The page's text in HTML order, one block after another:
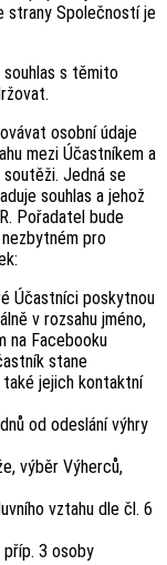
strany Společností je
s těmito
osobní údaje
mezi Účastníkem a
Jedná se
souhlas a jehož
Pořadatel bude
pro
Účastníci poskytnou
v rozsahu jméno,
na Facebooku
stane
jejich kontaktní
od odeslání výhry
výběr Výherců,
vztahu dle čl. 6
3 osoby